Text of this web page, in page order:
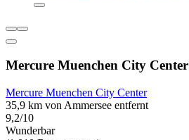
Mercure Muenchen City Center
Mercure Muenchen City Center
35,9 km von Ammersee entfernt
9,2/10
Wunderbar